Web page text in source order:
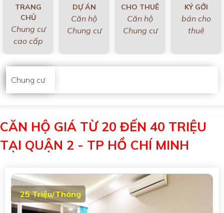
TRANG
CHỦ
Chung cư
cao cấp
DỰ ÁN
Căn hộ
Chung cư
CHO THUÊ
Căn hộ
Chung cư
KÝ GỞI
bán cho
thuê
Chung cư
CĂN HỘ GIÁ TỪ 20 ĐẾN 40 TRIỆU
TẠI QUẬN 2 - TP HỒ CHÍ MINH
25 Triệu/Tháng